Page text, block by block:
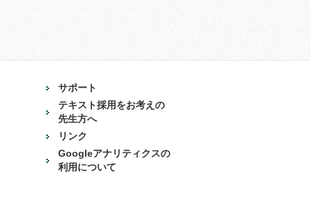
サポート
テキスト採用をお考えの
先生方へ
リンク
Googleアナリティクスの
利用について